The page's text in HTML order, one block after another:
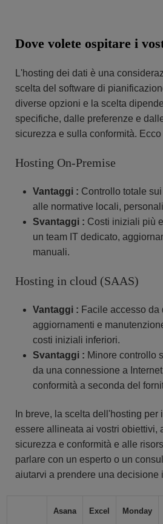
Dove volete ospitare i
L'hosting dei dati è una
scelta del software di
diverse opzioni e la scelta
specifiche, dalle preferenze e
sicurezza e sulla conformità.
Hosting On-Premise
Vantaggi : Controllo totale
alle normative locali,
Svantaggi : Costi iniziali più
un team IT dedicato,
manuali.
Hosting in cloud (SAAS)
Vantaggi : Facile accesso
aggiornamenti e
costi iniziali inferiori.
Svantaggi : Minore controllo
da una connessione a
conformità a seconda del
In breve, la scelta dell'hosting per
essere allineata ai vostri obiettivi,
sicurezza e conformità e alle
parlare con un esperto o un
aiutarvi a prendere una decisione
Asana Excel Monday